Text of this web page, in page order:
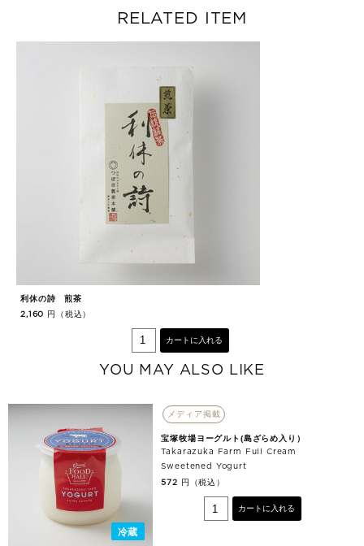
RELATED ITEM
利休の詩 煎茶
2,160 円（税込）
カートに入れる
YOU MAY ALSO LIKE
冷蔵
メディア掲載
宝塚牧場ヨーグルト(島ざらめ入り）
Takarazuka Farm Full Cream
Sweetened Yogurt
572 円（税込）
カートに入れる